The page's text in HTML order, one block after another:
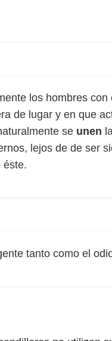
los hombres
de lugar y en que
se unen
lejos de de ser
éste.
tanto como el